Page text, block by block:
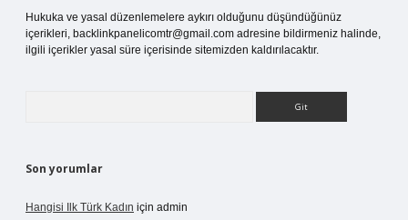
Hukuka ve yasal düzenlemelere aykırı olduğunu düşündüğünüz
içerikleri, backlinkpanelicomtr@gmail.com adresine bildirmeniz halinde,
ilgili içerikler yasal süre içerisinde sitemizden kaldırılacaktır.
Son yorumlar
Hangisi Ilk Türk Kadın için admin